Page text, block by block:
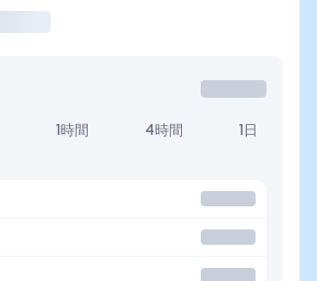
1時間 4時間 1日